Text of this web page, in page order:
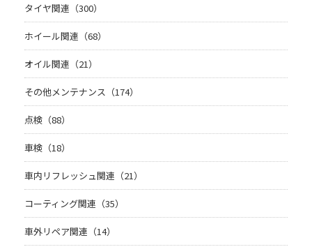
タイヤ関連（300）
ホイール関連（68）
オイル関連（21）
その他メンテナンス（174）
点検（88）
車検（18）
車内リフレッシュ関連（21）
コーティング関連（35）
車外リペア関連（14）